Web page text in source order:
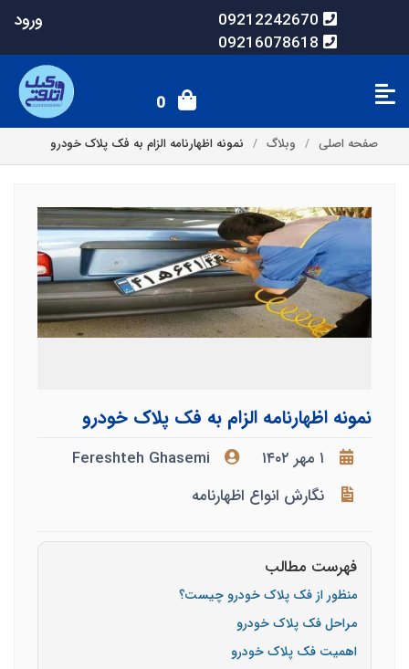
09212242670
09216078618
ورود
0
صفحه اصلی وبلاگ نمونه اظهارنامه الزام به فک پلاک خودرو
نمونه اظهارنامه الزام به فک پلاک خودرو
۱ مهر ۱۴۰۲
Fereshteh Ghasemi
نگارش انواع اظهارنامه
فهرست مطالب
منظور از فک پلاک خودرو چیست؟
مراحل فک پلاک خودرو
اهمیت فک پلاک خودرو